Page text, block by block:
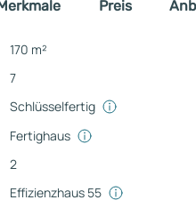
Preis
170 m²
7
Schlüsselfertig
Fertighaus
2
Effizienzhaus 55